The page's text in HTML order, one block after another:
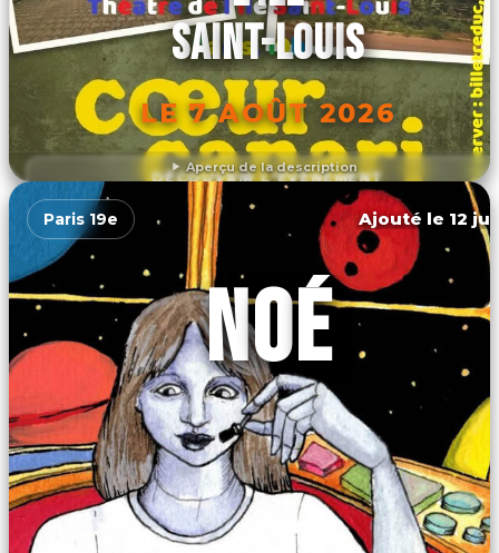
Aperçu de la description
SAINT-LOUIS
LE 7 AOÛT 2026
DÉCOUVRIR L'ÉVÉNEMENT
Paris 19e Ajouté le 12
NOÉ